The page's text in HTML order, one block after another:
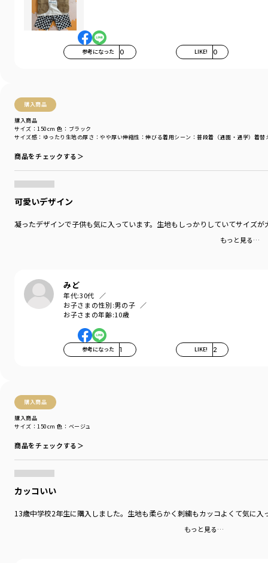
参考になった 0 LIKE! 0
購入商品
購入商品
サイズ感 ：ゆったり 生地の厚さ ：やや厚い伸縮性 ：伸びる着用シーン ：普段着（通園・通学） 着替
サイズ：150cm 色：ブラック
商品をチェックする＞
可愛いデザイン
凝ったデザインで子供も気に入っています。生地もしっかりしていてサイズ
もっと見る…
みど
年代:30代
お子さまの性別:男の子
お子さまの年齢:10歳
参考になった 1 LIKE! 2
購入商品
購入商品
サイズ：150cm 色：ベージュ
商品をチェックする＞
カッコいい
13歳中学校2年生に購入しました。生地も柔らかく刺繍もカッコよくて気に入
もっと見る…
太い糸を使用した天竺で
丈夫で型崩れしにくいしっかりとした素材です。
伸縮性：あり
透け感：ベージュカラーはカラー特性上、やや透け感が
モデル：身長108.0cm 体重17kg
ブランド ／branshes
シーズン
性別タイプ
対象イベント
商品番号